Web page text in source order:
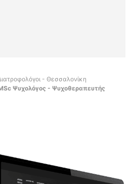
- Θεσσαλονίκη
Ψυχολόγος - Ψυχοθεραπευτής